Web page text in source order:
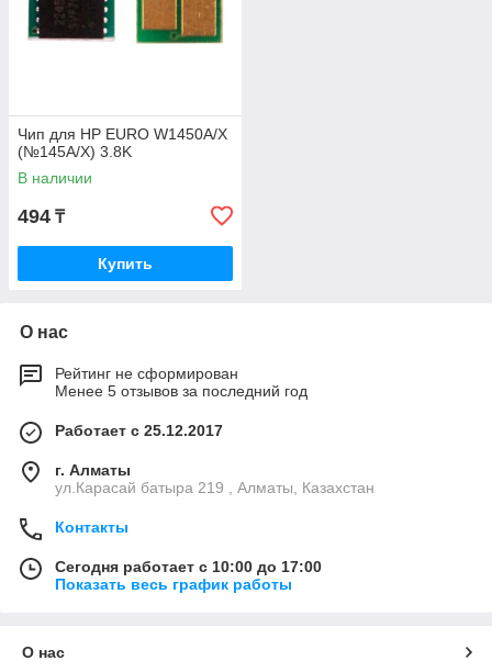
Чип для HP EURO W1450A/X
(№145A/X) 3.8K
В наличии
494 ₸
Купить
О нас
Рейтинг не сформирован
Менее 5 отзывов за последний год
Работает с 25.12.2017
г. Алматы
ул.Карасай батыра 219 , Алматы, Казахстан
Контакты
Сегодня работает с 10:00 до 17:00
Показать весь график работы
О нас